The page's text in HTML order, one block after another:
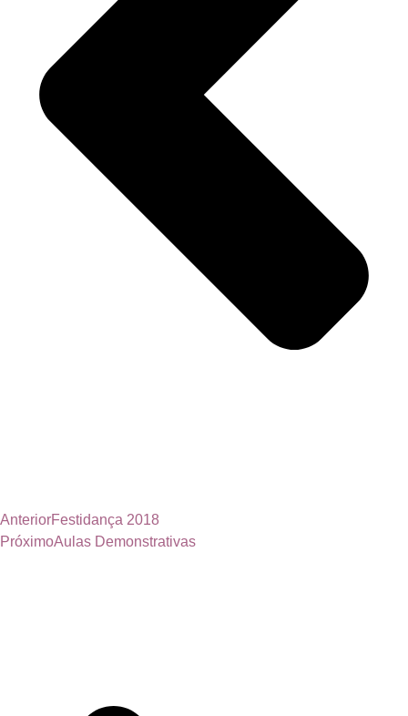
AnteriorFestidança 2018
PróximoAulas Demonstrativas